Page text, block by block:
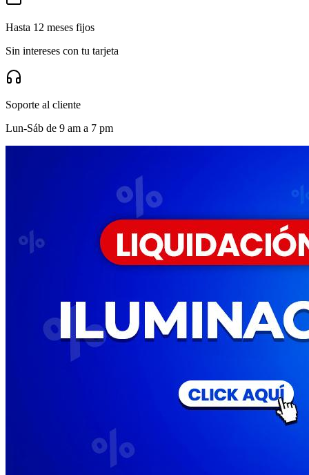
Hasta 12 meses fijos
Sin intereses con tu tarjeta
Soporte al cliente
Lun-Sáb de 9 am a 7 pm